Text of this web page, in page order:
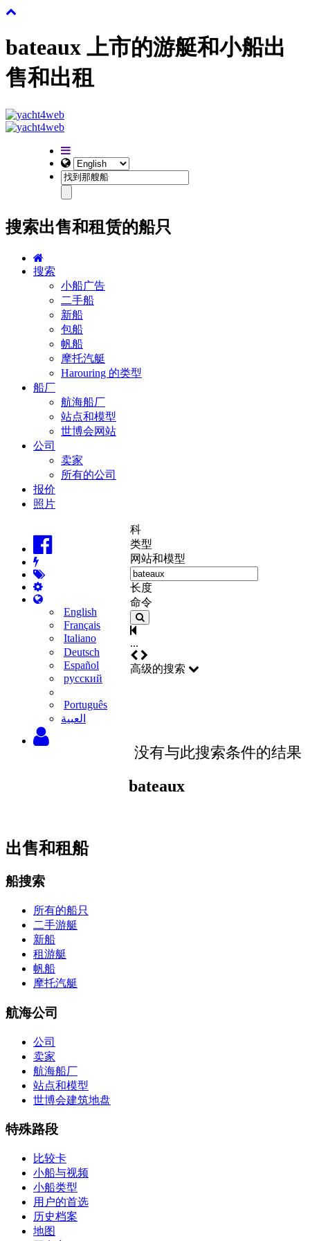
bateaux 上市的游艇和小船出
售和出租
搜索出售和租赁的船只
搜索
小船广告
二手船
新船
包船
帆船
摩托汽艇
Harouring 的类型
船厂
航海船厂
站点和模型
世博会网站
公司
卖家
所有的公司
报价
照片
English
Français
Italiano
Deutsch
Español
русский
Português
‫العبية
科
类型
网站和模型
长度
命令
...
高级的搜索
没有与此搜索条件的结果
bateaux
出售和租船
船搜索
所有的船只
二手游艇
新船
租游艇
帆船
摩托汽艇
航海公司
公司
卖家
航海船厂
站点和模型
世博会建筑地盘
特殊路段
比较卡
小船与视频
小船类型
用户的首选
历史档案
地图